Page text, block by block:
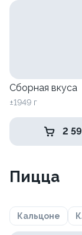
Сборная вкуса
±1949 г
2
Пицца
Кальцоне